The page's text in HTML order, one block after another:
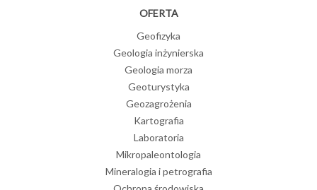
OFERTA
Geofizyka
Geologia inżynierska
Geologia morza
Geoturystyka
Geozagrożenia
Kartografia
Laboratoria
Mikropaleontologia
Mineralogia i petrografia